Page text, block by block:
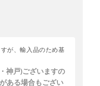
神戸)ございますの
ある場合もござい